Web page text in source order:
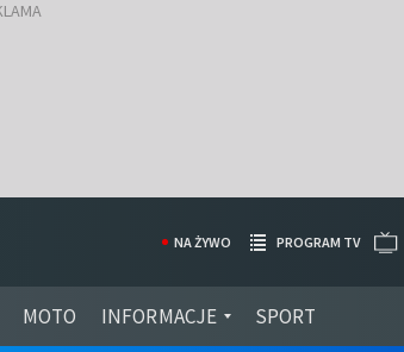
MOTO INFORMACJE SPORT
NA ŻYWO PROGRAM TV